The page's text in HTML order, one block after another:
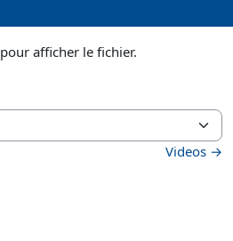
pour afficher le fichier.
Videos →